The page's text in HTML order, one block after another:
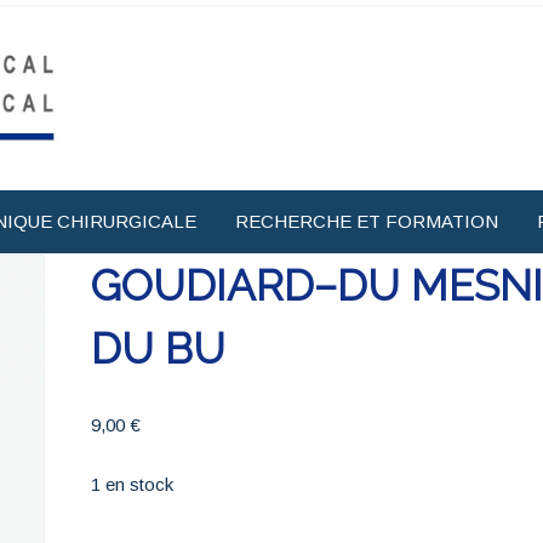
CHIRURGICALE RECHERCHE ET FORMATION
GOUDIARD–DU
DU BU
9,00 €
1 en stock